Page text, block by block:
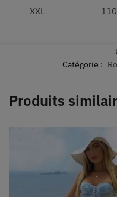
XXL
110
Catégorie :
Produits